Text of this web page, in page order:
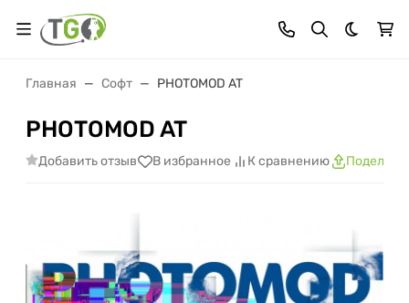
Темная
Главная Софт PHOTOMOD AT
PHOTOMOD AT
Добавить отзыв В избранное К сравнению